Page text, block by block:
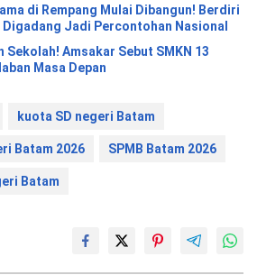
di Rempang Mulai Dibangun! Berdiri
Jadi Percontohan Nasional
Sekolah! Amsakar Sebut SMKN 13
Masa Depan
kuota SD negeri Batam
Batam 2026 SPMB Batam 2026
Batam